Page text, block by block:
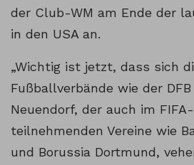
der Club-WM am Ende der
in den USA an.
„Wichtig ist jetzt, dass sich
Fußballverbände wie der
Neuendorf, der auch im
teilnehmenden Vereine wie
und Borussia Dortmund,